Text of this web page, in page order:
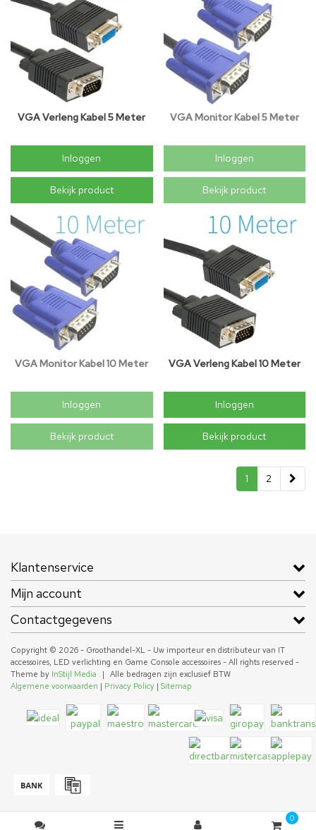
VGA Verleng Kabel 5 Meter
Inloggen
Bekijk product
VGA Monitor Kabel 5 Meter
Inloggen
Bekijk product
VGA Monitor Kabel 10 Meter
Inloggen
Bekijk product
VGA Verleng Kabel 10 Meter
Inloggen
Bekijk product
1 2
Klantenservice
Mijn account
Contactgegevens
Copyright © 2026 - Groothandel-XL - Uw importeur en distributeur van IT
accessoires, LED verlichting en Game Console accessoires - All rights reserved -
Theme by InStijl Media |
Alle bedragen zijn exclusief BTW
Algemene voorwaarden | Privacy Policy | Sitemap
0